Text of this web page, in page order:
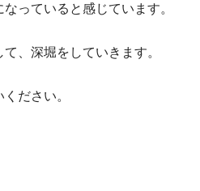
っていると感じています。
、深堀をしていきます。
ださい。